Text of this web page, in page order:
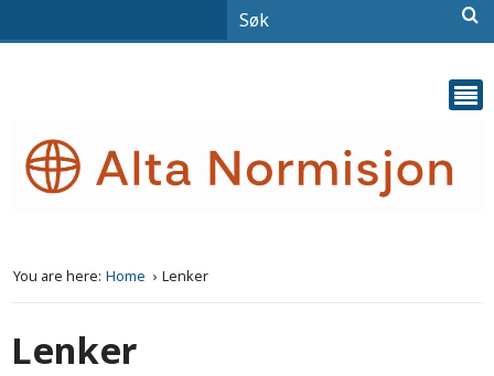
You are here: Home Lenker
Lenker